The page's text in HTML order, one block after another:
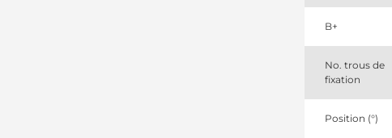
930871 EDR
LRA3376 Lucas
LRA3568 Lucas
SP6452 Spidan
B+
No. trous de
fixation
Position (°)